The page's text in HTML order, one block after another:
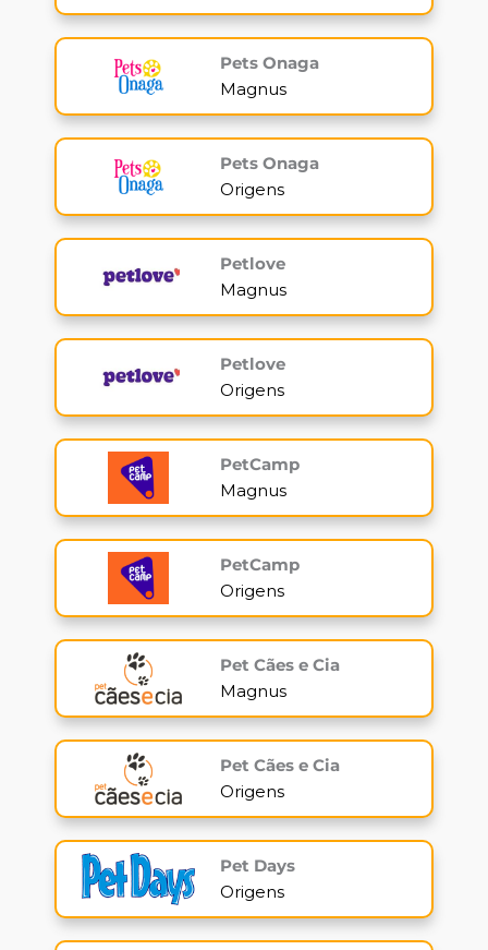
Pets Onaga
Magnus
Pets Onaga
Origens
Petlove
Magnus
Petlove
Origens
PetCamp
Magnus
PetCamp
Origens
Pet Cães e Cia
Magnus
Pet Cães e Cia
Origens
Pet Days
Origens